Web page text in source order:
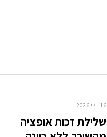
16 יולי 2026
שלילת זכות אופציה